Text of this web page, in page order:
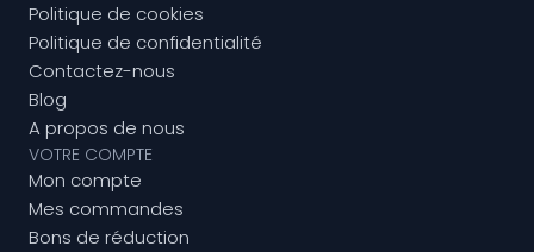
Politique de cookies
Politique de confidentialité
Contactez-nous
Blog
A propos de nous
VOTRE COMPTE
Mon compte
Mes commandes
Bons de réduction